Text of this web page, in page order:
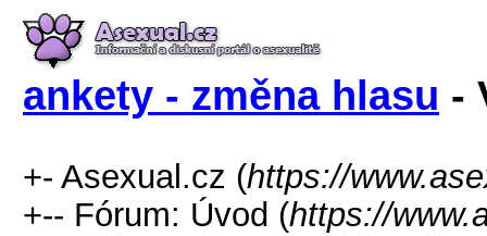
ankety - změna hlasu -
+- Asexual.cz (https://
+-- Fórum: Úvod (https://